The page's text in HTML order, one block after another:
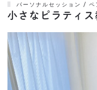
パーソナルセッション / ペ
小さなピラティ